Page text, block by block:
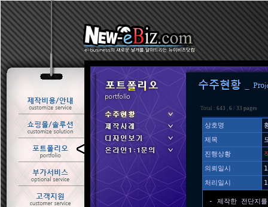
Total : 643 , 6 / 33 pages
상호명
제목
진행상황
의뢰일시
처리일시
- 제작한 전단지
ㆍ 수주현황
ㆍ 제작사례